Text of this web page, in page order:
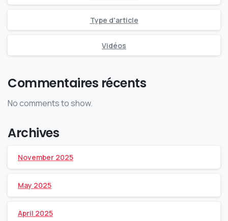
Type d'article
Vidéos
Commentaires récents
No comments to show.
Archives
November 2025
May 2025
April 2025